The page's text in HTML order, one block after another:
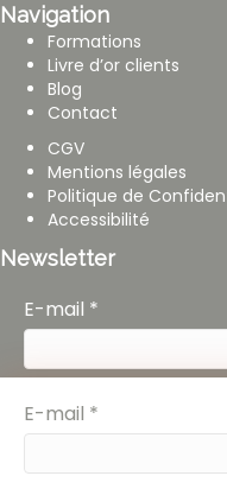
E-mail *
Navigation
Formations
Livre d’or clients
Blog
Contact
CGV
Mentions légales
Politique de
Accessibilité
Newsletter
E-mail *
En cochant cette
newsletter de Cottage et Patine